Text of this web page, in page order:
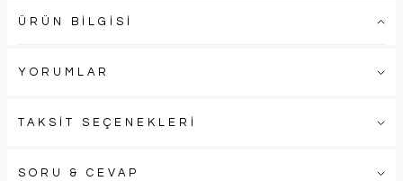
ÜRÜN BİLGİSİ
YORUMLAR
TAKSİT SEÇENEKLERİ
SORU & CEVAP